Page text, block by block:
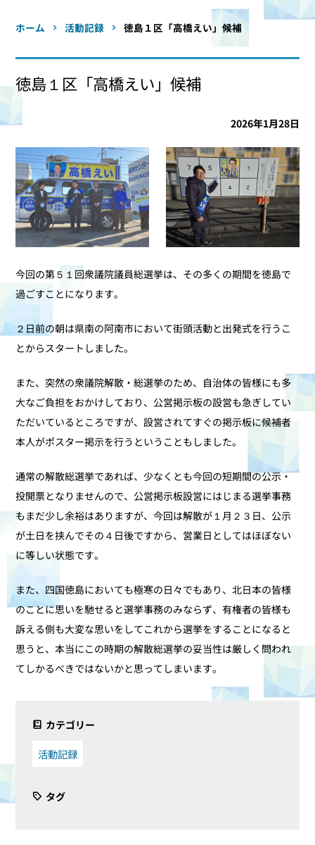
ホーム 活動記録 徳島１区「高橋えい」候補
徳島１区「高橋えい」候補
2026年1月28日
今回の第５１回衆議院議員総選挙は、その多くの期間を徳島で
過ごすことになります。
２日前の朝は県南の阿南市において街頭活動と出発式を行うこ
とからスタートしました。
また、突然の衆議院解散・総選挙のため、自治体の皆様にも多
大なご負担をおかけしており、公営掲示板の設営も急ぎしてい
ただいているところですが、設営されてすぐの掲示板に候補者
本人がポスター掲示を行うということもしました。
通常の解散総選挙であれば、少なくとも今回の短期間の公示・
投開票となりませんので、公営掲示板設営にはじまる選挙事務
もまだ少し余裕はありますが、今回は解散が１月２３日、公示
が土日を挟んでその４日後ですから、営業日としてはほぼない
に等しい状態です。
また、四国徳島においても極寒の日々でもあり、北日本の皆様
のことに思いを馳せると選挙事務のみならず、有権者の皆様も
訴える側も大変な思いをしてこれから選挙をすることになると
思うと、本当にこの時期の解散総選挙の妥当性は厳しく問われ
てしかるべきではないかと思ってしまいます。
カテゴリー
活動記録
タグ